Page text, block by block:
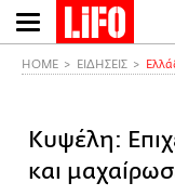
Παράκαμψη
προς
HOME ΕΙΔΗΣΕΙΣ
Κυψέλη:
και